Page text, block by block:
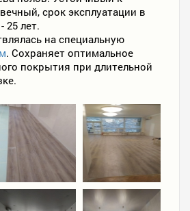
срок эксплуатации в
лет.
на специальную
. Сохраняет оптимальное
покрытия при длительной